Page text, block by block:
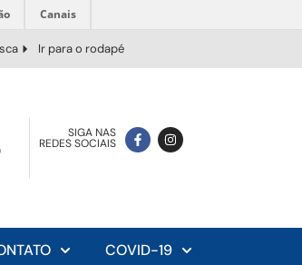
Canais
Ir para o rodapé
SIGA NAS
REDES SOCIAIS
COVID-19